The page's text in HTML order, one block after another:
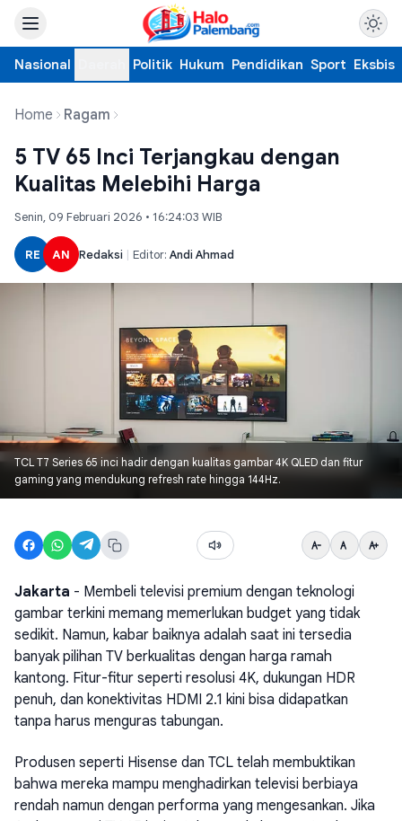
Nasional Politik Hukum Pendidikan Sport Eksbis
Home Ragam
5 TV 65 Inci Terjangkau dengan
Kualitas Melebihi Harga
Senin, 09 Februari 2026 • 16:24:03 WIB
RE AN Redaksi | Editor: Andi Ahmad
TCL T7 Series 65 inci hadir dengan kualitas gambar 4K QLED dan fitur
gaming yang mendukung refresh rate hingga 144Hz.
Jakarta - Membeli televisi premium dengan teknologi
gambar terkini memang memerlukan budget yang tidak
sedikit. Namun, kabar baiknya adalah saat ini tersedia
banyak pilihan TV berkualitas dengan harga ramah
kantong. Fitur-fitur seperti resolusi 4K, dukungan HDR
penuh, dan konektivitas HDMI 2.1 kini bisa didapatkan
tanpa harus menguras tabungan.
Produsen seperti Hisense dan TCL telah membuktikan
bahwa mereka mampu menghadirkan televisi berbiaya
rendah namun dengan performa yang mengesankan. Jika